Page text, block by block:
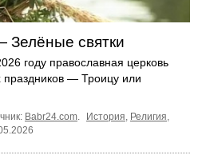
святки
году православная церковь
праздников — Троицу или
Babr24.com. История, Религия,